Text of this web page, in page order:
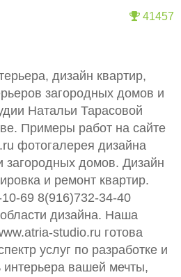
41457
дизайн квартир,
загородных домов и
Натальи Тарасовой
Примеры работ на сайте
фотогалерея дизайна
загородных домов. Дизайн
и ремонт квартир.
69 8(916)732-34-40
дизайна. Наша
studio.ru готова
услуг по разработке и
вашей мечты,